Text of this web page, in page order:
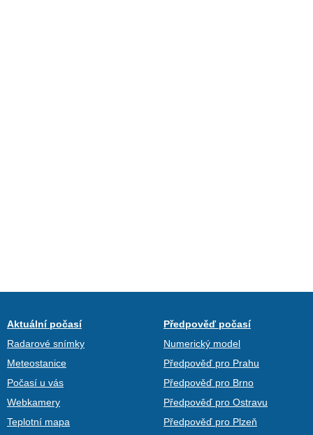
Aktuální počasí
Radarové snímky
Meteostanice
Počasí u vás
Webkamery
Teplotní mapa
Předpověď počasí
Numerický model
Předpověď pro Prahu
Předpověď pro Brno
Předpověď pro Ostravu
Předpověď pro Plzeň